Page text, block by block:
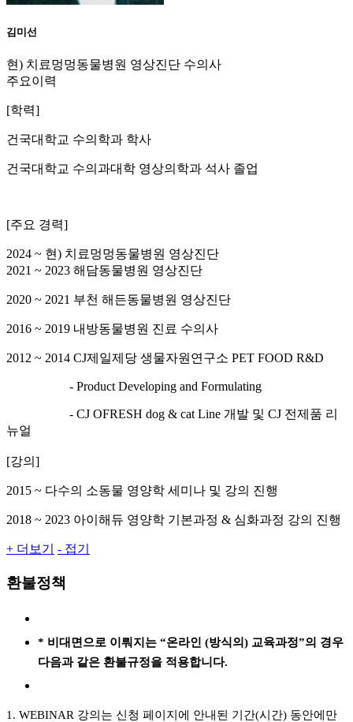
김미선
현) 치료멍멍동물병원 영상진단 수의사
주요이력
[학력]
건국대학교 수의학과 학사
건국대학교 수의과대학 영상의학과 석사 졸업
[주요 경력]
2024 ~ 현) 치료멍멍동물병원 영상진단
2021 ~ 2023 해담동물병원 영상진단
2020 ~ 2021 부천 해든동물병원 영상진단
2016 ~ 2019 내방동물병원 진료 수의사
2012 ~ 2014 CJ제일제당 생물자원연구소 PET FOOD R&D
- Product Developing and Formulating
- CJ OFRESH dog & cat Line 개발 및 CJ 전제품 리
뉴얼
[강의]
2015 ~ 다수의 소동물 영양학 세미나 및 강의 진행
2018 ~ 2023 아이해듀 영양학 기본과정 & 심화과정 강의 진행
+ 더보기 - 접기
환불정책
* 비대면으로 이뤄지는 “온라인 (방식의) 교육과정”의 경우
다음과 같은 환불규정을 적용합니다.
1. WEBINAR 강의는 신청 페이지에 안내된 기간(시간) 동안에만